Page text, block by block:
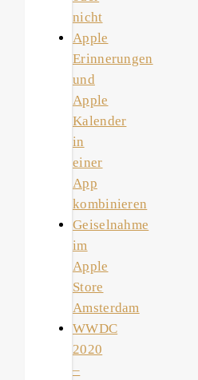
nicht
Apple
Erinnerungen
und
Apple
Kalender
in
einer
App
kombinieren
Geiselnahme
im
Apple
Store
Amsterdam
WWDC
2020
–